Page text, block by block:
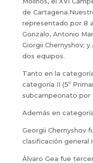
de
representado por 8
Gonzalo, Antonio
Giorgii Chernyshov;
dos equipos.
Tanto en la
categoría II (5º
subcampeonato por
Además en
Georgii Chernyshov
clasificación general
Álvaro Gea fue